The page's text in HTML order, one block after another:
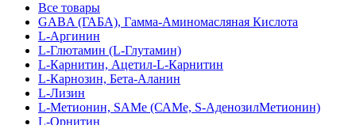
Все товары
GABA (ГАБА), Гамма-Аминомасляная Кислота
L-Аргинин
L-Глютамин (L-Глутамин)
L-Карнитин, Ацетил-L-Карнитин
L-Карнозин, Бета-Аланин
L-Лизин
L-Метионин, SAMe (САМе, S-АденозилМетионин)
L-Орнитин